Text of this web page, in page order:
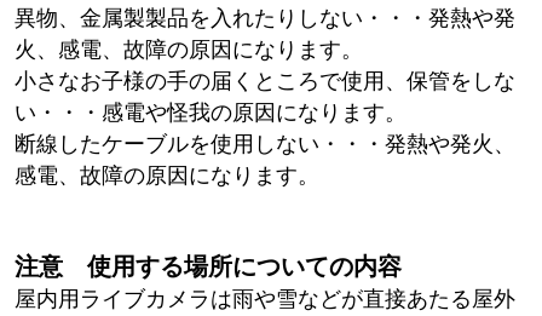
異物、金属製製品を入れたりしない・・・発熱や発
火、感電、故障の原因になります。
小さなお子様の手の届くところで使用、保管をしな
い・・・感電や怪我の原因になります。
断線したケーブルを使用しない・・・発熱や発火、
感電、故障の原因になります。
注意 使用する場所についての内容
屋内用ライブカメラは雨や雪などが直接あたる屋外